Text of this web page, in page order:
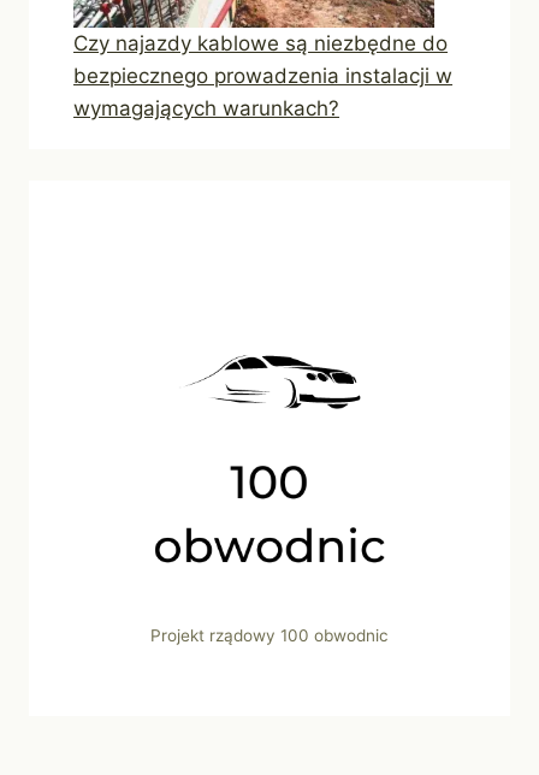
Czy najazdy kablowe są niezbędne do
bezpiecznego prowadzenia instalacji w
wymagających warunkach?
Projekt rządowy 100 obwodnic